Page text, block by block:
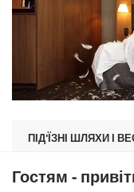
ПІД'ЇЗНІ ШЛЯХИ І
Гостям -